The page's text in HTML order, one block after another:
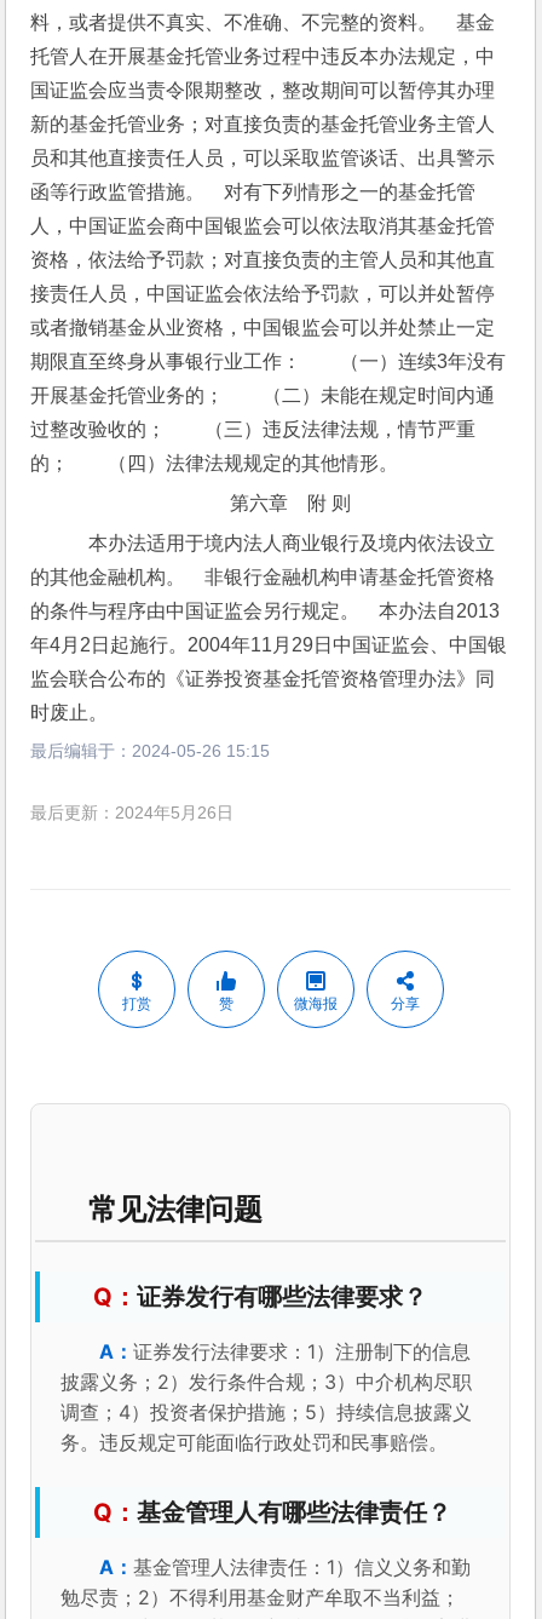
料，或者提供不真实、不准确、不完整的资料。　基金
托管人在开展基金托管业务过程中违反本办法规定，中
国证监会应当责令限期整改，整改期间可以暂停其办理
新的基金托管业务；对直接负责的基金托管业务主管人
员和其他直接责任人员，可以采取监管谈话、出具警示
函等行政监管措施。　对有下列情形之一的基金托管
人，中国证监会商中国银监会可以依法取消其基金托管
资格，依法给予罚款；对直接负责的主管人员和其他直
接责任人员，中国证监会依法给予罚款，可以并处暂停
或者撤销基金从业资格，中国银监会可以并处禁止一定
期限直至终身从事银行业工作：　　（一）连续3年没有
开展基金托管业务的；　　（二）未能在规定时间内通
过整改验收的；　　（三）违反法律法规，情节严重
的；　　（四）法律法规规定的其他情形。
第六章　附 则
本办法适用于境内法人商业银行及境内依法设立
的其他金融机构。　非银行金融机构申请基金托管资格
的条件与程序由中国证监会另行规定。　本办法自2013
年4月2日起施行。2004年11月29日中国证监会、中国银
监会联合公布的《证券投资基金托管资格管理办法》同
时废止。
最后编辑于： 2024-05-26 15:15
最后更新：2024年5月26日
打赏 赞 微海报 分享
常见法律问题
证券发行有哪些法律要求？
证券发行法律要求：1）注册制下的信息
披露义务；2）发行条件合规；3）中介机构尽职
调查；4）投资者保护措施；5）持续信息披露义
务。违反规定可能面临行政处罚和民事赔偿。
基金管理人有哪些法律责任？
基金管理人法律责任：1）信义义务和勤
勉尽责；2）不得利用基金财产牟取不当利益；